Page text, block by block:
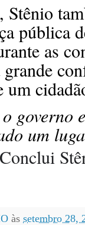
Stênio
as
um
governo
um
às setembro 28,